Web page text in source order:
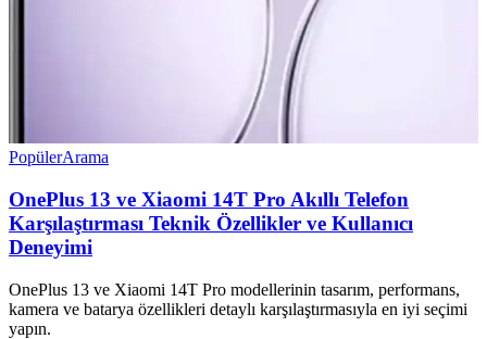
PopülerArama
OnePlus 13 ve Xiaomi 14T Pro Akıllı Telefon
Karşılaştırması Teknik Özellikler ve Kullanıcı
Deneyimi
OnePlus 13 ve Xiaomi 14T Pro modellerinin tasarım, performans,
kamera ve batarya özellikleri detaylı karşılaştırmasıyla en iyi seçimi
yapın.